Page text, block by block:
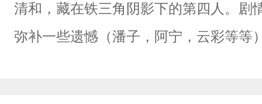
清和，藏在铁三角阴影下的第四人。剧
弥补一些遗憾（潘子，阿宁，云彩等等